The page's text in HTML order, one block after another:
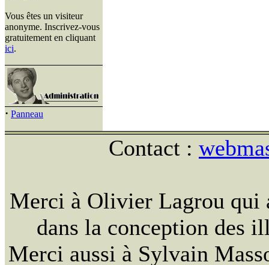
Vous êtes un visiteur
anonyme. Inscrivez-vous
gratuitement en cliquant
ici.
· Panneau
Contact :
Merci à Olivier Lagrou qui
dans la conception des
Merci aussi à Sylvain